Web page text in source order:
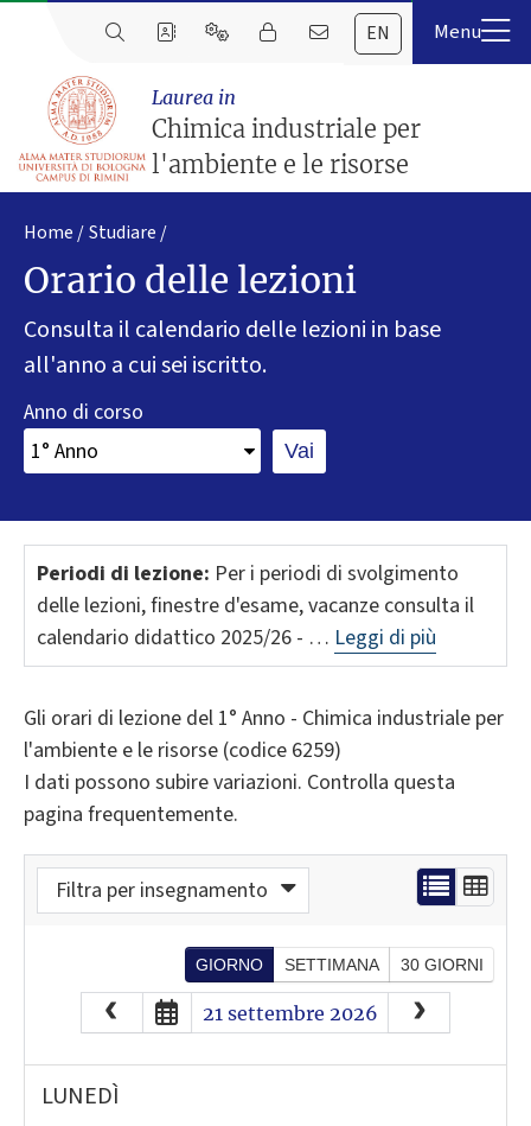
EN
Laurea in
Chimica industriale per
l'ambiente e le risorse
Home Studiare
Orario delle lezioni
Consulta il calendario delle lezioni in base
all'anno a cui sei iscritto.
Anno di corso
Vai
Periodi di lezione: Per i periodi di svolgimento
delle lezioni, finestre d'esame, vacanze consulta il
calendario didattico 2025/26 - … Leggi di più
Gli orari di lezione del 1° Anno - Chimica industriale per
l'ambiente e le risorse (codice 6259)
I dati possono subire variazioni. Controlla questa
pagina frequentemente.
Filtra per insegnamento
GIORNO SETTIMANA 30 GIORNI
August 2026
Sun Mon Tue Wed Thu Fri
26 27 28 29 30 31
21 settembre 2026
LUNEDÌ